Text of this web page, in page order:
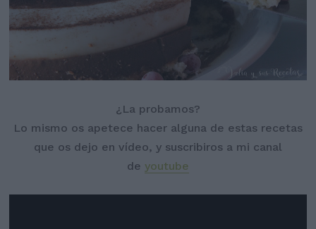
¿La probamos?
Lo mismo os apetece hacer alguna de estas recetas
que os dejo en vídeo, y suscribiros a mi canal
de youtube